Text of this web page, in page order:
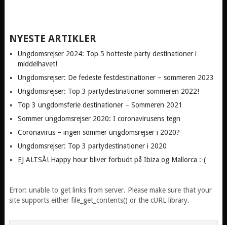
NYESTE ARTIKLER
Ungdomsrejser 2024: Top 5 hotteste party destinationer i
middelhavet!
Ungdomsrejser: De fedeste festdestinationer – sommeren 2023
Ungdomsrejser: Top 3 partydestinationer sommeren 2022!
Top 3 ungdomsferie destinationer – Sommeren 2021
Sommer ungdomsrejser 2020: I coronavirusens tegn
Coronavirus – ingen sommer ungdomsrejser i 2020?
Ungdomsrejser: Top 3 partydestinationer i 2020
EJ ALTSÅ! Happy hour bliver forbudt på Ibiza og Mallorca :-(
Error: unable to get links from server. Please make sure that your
site supports either file_get_contents() or the cURL library.